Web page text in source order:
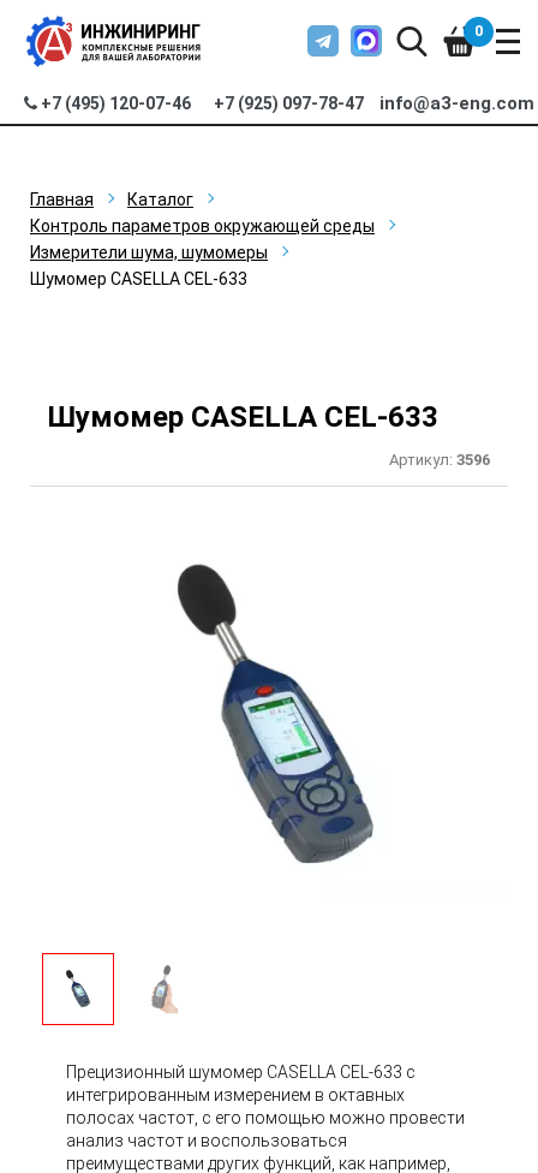
+7 (495) 120-07-46 +7 (925) 097-78-47 info@a3-eng.com
0
Главная
Каталог
Контроль параметров окружающей среды
Измерители шума, шумомеры
Шумомер CASELLA CEL-633
Шумомер CASELLA CEL-633
Артикул: 3596
Прецизионный шумомер CASELLA CEL-633 с
интегрированным измерением в октавных
полосах частот, с его помощью можно провести
анализ частот и воспользоваться
преимуществами других функций, как например,